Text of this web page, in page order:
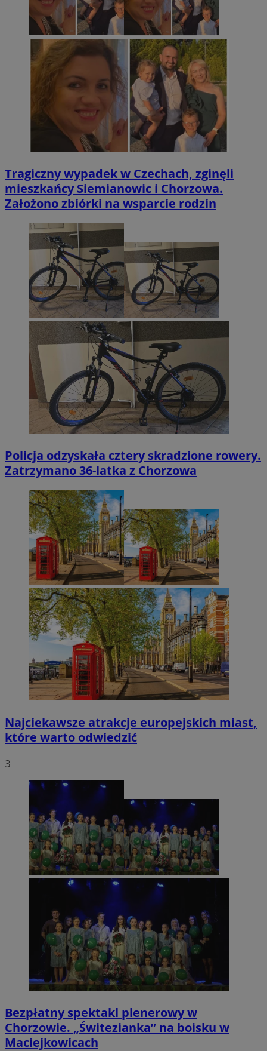
Tragiczny wypadek w Czechach, zginęli
mieszkańcy Siemianowic i Chorzowa.
Założono zbiórki na wsparcie rodzin
Policja odzyskała cztery skradzione rowery.
Zatrzymano 36-latka z Chorzowa
Najciekawsze atrakcje europejskich miast,
które warto odwiedzić
3
Bezpłatny spektakl plenerowy w
Chorzowie. „Świtezianka” na boisku w
Maciejkowicach